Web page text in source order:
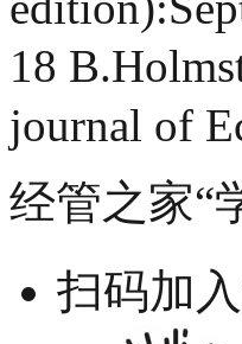
18
journal of
经管之家“
扫码加